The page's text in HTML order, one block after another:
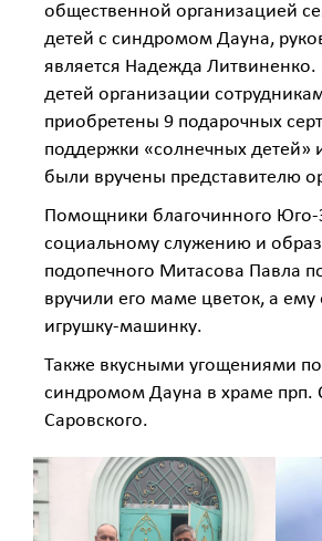
общественной организацией
детей с синдромом Дауна,
является Надежда Литвиненко.
детей организации
приобретены 9 подарочных
поддержки «солнечных детей»
были вручены представителю
Помощники благочинного Юго-
социальному служению и
подопечного Митасова Павла
вручили его маме цветок, а
игрушку-машинку.
Также вкусными угощениями
синдромом Дауна в храме прп.
Саровского.